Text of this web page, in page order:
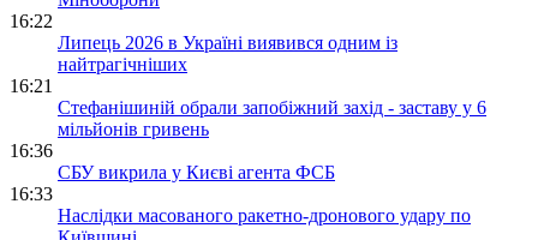
16:22
Липець 2026 в Україні виявився одним із
найтрагічніших
16:21
Стефанішиній обрали запобіжний захід - заставу у 6
мільйонів гривень
16:36
СБУ викрила у Києві агента ФСБ
16:33
Наслідки масованого ракетно-дронового удару по